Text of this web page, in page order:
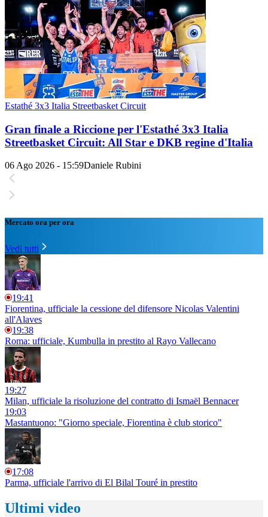
Estathé 3x3 Italia Streetbasket Circuit
Gran finale a Riccione per l'Estathé 3x3 Italia
Streetbasket Circuit: All Star e DKB regine d'Italia
06 Ago 2026 - 15:59Daniele Rubini
Mercato ora per ora
Vedi tutti
19:41
Fiorentina, ufficiale la cessione del difensore Nicolas Valentini
all'Alaves
19:38
Roma: ufficiale, Kumbulla in prestito al Rayo Vallecano
19:27
Milan, ufficiale la risoluzione del contratto di Ismaël Bennacer
19:03
Mastantuono: "Giorno speciale, Fiorentina è club storico"
17:08
Parma, ufficiale l'arrivo di El Bilal Touré in prestito
Ultimi video